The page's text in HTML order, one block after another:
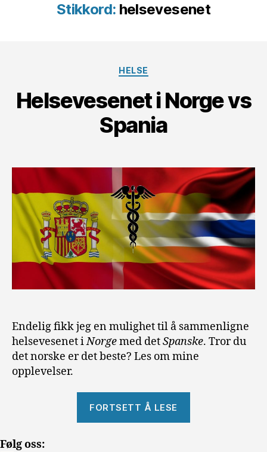
Stikkord: helsevesenet
Kategorier
HELSE
Helsevesenet i Norge vs
Spania
Endelig fikk jeg en mulighet til å sammenligne
helsevesenet iNorgemed detSpanske. Tror du
det norske er det beste? Les om mine
opplevelser.
FORTSETT Å LESE
Følg oss: